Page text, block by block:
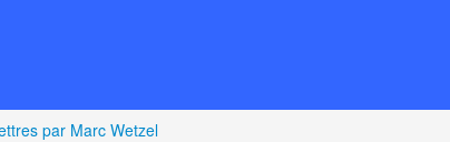
par Marc Wetzel